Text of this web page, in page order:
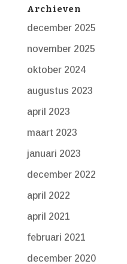
Archieven
december 2025
november 2025
oktober 2024
augustus 2023
april 2023
maart 2023
januari 2023
december 2022
april 2022
april 2021
februari 2021
december 2020